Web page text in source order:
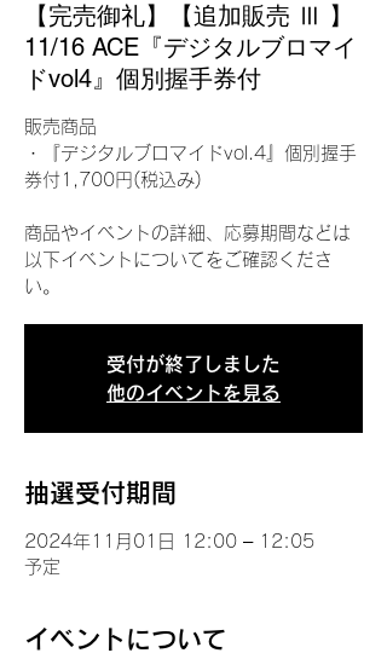
【完売御礼】【追加販売 Ⅲ 】
11/16 ACE『デジタルブロマイ
ドvol4』個別握手券付
販売商品
・『デジタルブロマイドvol.4』個別握手
券付1,700円(税込み)
商品やイベントの詳細、応募期間などは
以下イベントについてをご確認くださ
い。
受付が終了しました
他のイベントを見る
抽選受付期間
2024年11月01日 12:00 – 12:05
予定
イベントについて